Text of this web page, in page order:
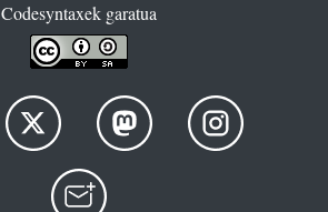
Codesyntaxek garatua